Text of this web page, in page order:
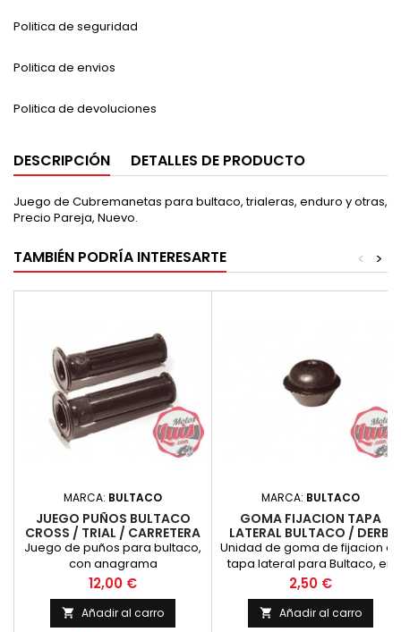
Politica de seguridad
Politica de envios
Politica de devoluciones
DESCRIPCIÓN DETALLES DE PRODUCTO
Juego de Cubremanetas para bultaco, trialeras, enduro y otras,
Precio Pareja, Nuevo.
TAMBIÉN PODRÍA INTERESARTE >
<
MARCA: BULTACO
JUEGO PUÑOS BULTACO
CROSS / TRIAL / CARRETERA
Juego de puños para bultaco,
con anagrama
Precio
12,00 €
 Añadir al carro
MARCA: BULTACO
GOMA FIJACION TAPA
LATERAL BULTACO / DERBI
Unidad de goma de fijacion de
tapa lateral para Bultaco, en
goma, nuevo. Precio unitario
Precio
2,50 €
 Añadir al carro